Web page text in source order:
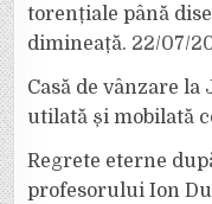
torențiale până
dimineață. 22/07/
Casă de vânzare la
utilată și mobilată
Regrete eterne
profesorului Ion